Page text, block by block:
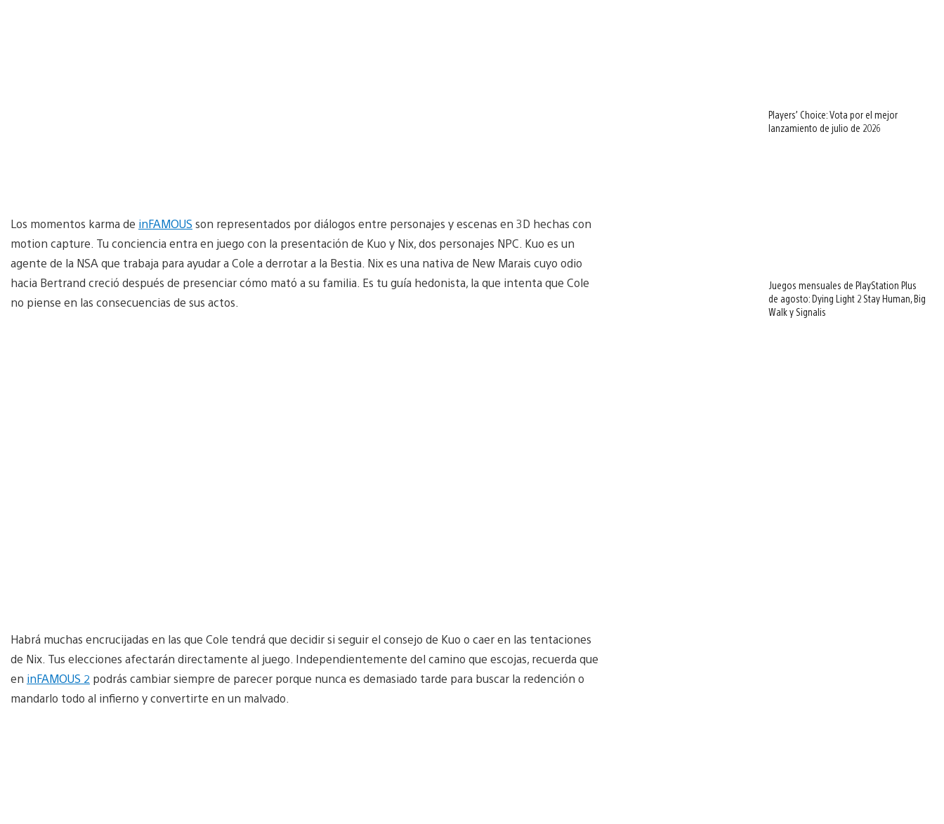
Los momentos karma de inFAMOUS son representados por diálogos entre personajes y escenas en 3D hechas con
motion capture. Tu conciencia entra en juego con la presentación de Kuo y Nix, dos personajes NPC. Kuo es un
agente de la NSA que trabaja para ayudar a Cole a derrotar a la Bestia. Nix es una nativa de New Marais cuyo odio
hacia Bertrand creció después de presenciar cómo mató a su familia. Es tu guía hedonista, la que intenta que Cole
no piense en las consecuencias de sus actos.
Habrá muchas encrucijadas en las que Cole tendrá que decidir si seguir el consejo de Kuo o caer en las tentaciones
de Nix. Tus elecciones afectarán directamente al juego. Independientemente del camino que escojas, recuerda que
en inFAMOUS 2 podrás cambiar siempre de parecer porque nunca es demasiado tarde para buscar la redención o
mandarlo todo al infierno y convertirte en un malvado.
Players’ Choice: Vota por el mejor
lanzamiento de julio de 2026
Juegos mensuales de PlayStation Plus
de agosto: Dying Light 2 Stay Human, Big
Walk y Signalis